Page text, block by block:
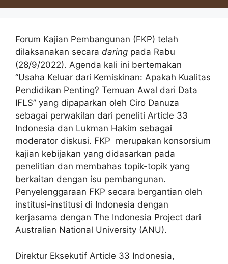
Forum Kajian Pembangunan (FKP) telah
dilaksanakan secara daring pada Rabu
(28/9/2022). Agenda kali ini bertemakan
“Usaha Keluar dari Kemiskinan: Apakah Kualitas
Pendidikan Penting? Temuan Awal dari Data
IFLS” yang dipaparkan oleh Ciro Danuza
sebagai perwakilan dari peneliti Article 33
Indonesia dan Lukman Hakim sebagai
moderator diskusi. FKP merupakan konsorsium
kajian kebijakan yang didasarkan pada
penelitian dan membahas topik-topik yang
berkaitan dengan isu pembangunan.
Penyelenggaraan FKP secara bergantian oleh
institusi-institusi di Indonesia dengan
kerjasama dengan The Indonesia Project dari
Australian National University (ANU).
Direktur Eksekutif Article 33 Indonesia,